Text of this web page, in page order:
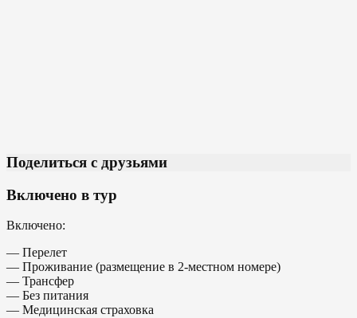
Поделиться с друзьями
Включено в тур
Включено:
— Перелет
— Проживание (размещение в 2-местном номере)
— Трансфер
— Без питания
— Медицинская страховка